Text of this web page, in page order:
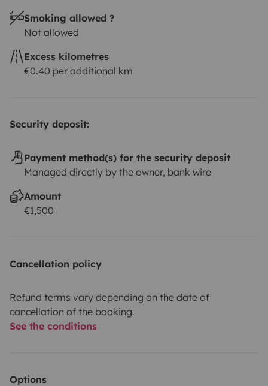
Smoking allowed ?
Not allowed
Excess kilometres
€0.40 per additional km
Security deposit:
Payment method(s) for the security deposit
Managed directly by the owner, bank wire
Amount
€1,500
Cancellation policy
Refund terms vary depending on the date of
cancellation of the booking.
See the conditions
Options